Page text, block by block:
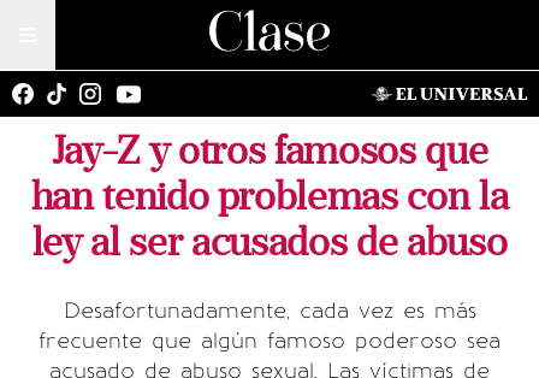
Jay-Z y otros famosos que
han tenido problemas con la
ley al ser acusados de abuso
Desafortunadamente, cada vez es más
frecuente que algún famoso poderoso sea
acusado de abuso sexual. Las víctimas de